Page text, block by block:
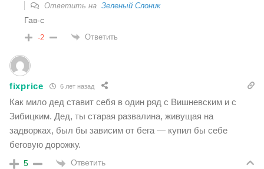
Ответить на Зеленый Слоник
Гав-с
-2 Ответить
fixprice 6 лет назад
Как мило дед ставит себя в один ряд с Вишневским и с
Зибицким. Дед, ты старая развалина, живущая на
задворках, был бы зависим от бега — купил бы себе
беговую дорожку.
5 Ответить